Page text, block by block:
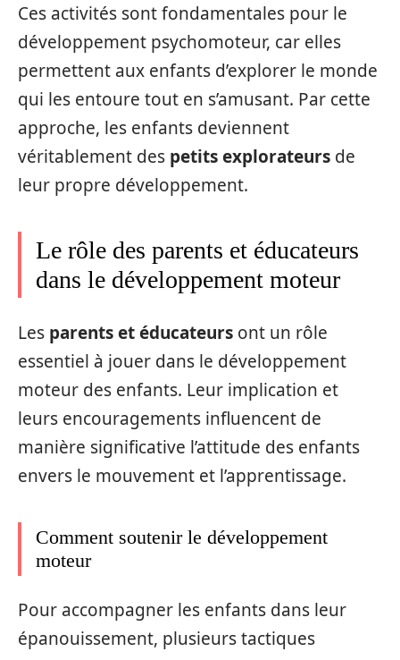
Ces activités sont fondamentales pour le
développement psychomoteur, car elles
permettent aux enfants d’explorer le monde
qui les entoure tout en s’amusant. Par cette
approche, les enfants deviennent
véritablement des petits explorateurs de
leur propre développement.
Le rôle des parents et éducateurs
dans le développement moteur
Les parents et éducateurs ont un rôle
essentiel à jouer dans le développement
moteur des enfants. Leur implication et
leurs encouragements influencent de
manière significative l’attitude des enfants
envers le mouvement et l’apprentissage.
Comment soutenir le développement
moteur
Pour accompagner les enfants dans leur
épanouissement, plusieurs tactiques